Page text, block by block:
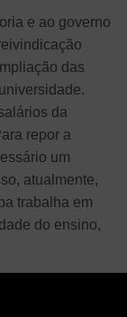
e ao governo
das
da
repor a
um
atualmente,
trabalha em
do ensino,